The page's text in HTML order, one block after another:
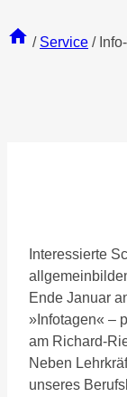
/ Service /
Interessierte
Ende Januar
»Infotagen« –
am Richard-
Neben
unseres